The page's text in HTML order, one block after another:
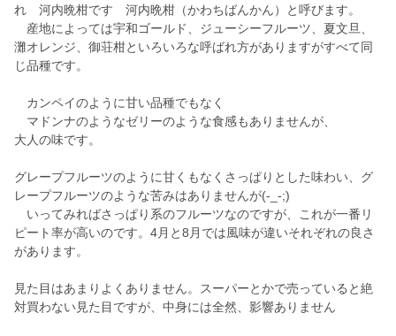
れ 河内晩柑です 河内晩柑（かわちばんかん）と呼びます。
産地によっては宇和ゴールド、ジューシーフルーツ、夏文旦、
灘オレンジ、御荘柑といろいろな呼ばれ方がありますがすべて同
じ品種です。
カンペイのように甘い品種でもなく
マドンナのようなゼリーのような食感もありませんが、
大人の味です。
グレープフルーツのように甘くもなくさっぱりとした味わい、グ
レープフルーツのような苦みはありませんが(-_-;)
いってみればさっぱり系のフルーツなのですが、これが一番リ
ピート率が高いのです。4月と8月では風味が違いそれぞれの良さ
があります。
見た目はあまりよくありません。スーパーとかで売っていると絶
対買わない見た目ですが、中身には全然、影響ありません